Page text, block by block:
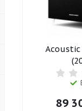
Acoustic
89